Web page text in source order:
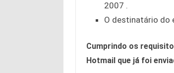
2007 .
O destinatário do
Cumprindo os
Hotmail que já foi